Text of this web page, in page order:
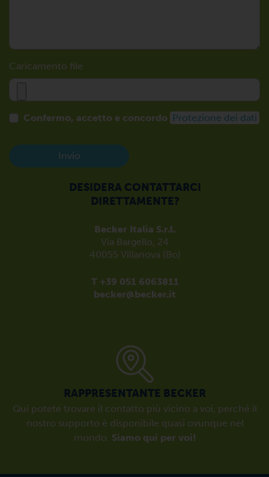
Caricamento file
Confermo, accetto e concordo Protezione dei dati
Invio
DESIDERA CONTATTARCI
DIRETTAMENTE?
Becker Italia S.r.l.
Via Bargello, 24
40055 Villanova (Bo)
T +39 051 6063811
becker@becker.it
RAPPRESENTANTE BECKER
Qui potete trovare il contatto più vicino a voi, perché il
nostro supporto è disponibile quasi ovunque nel
mondo. Siamo qui per voi!